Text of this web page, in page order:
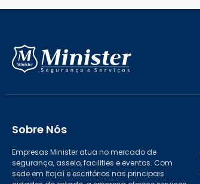
Sobre Nós
Empresas Minister atua no mercado de
segurança, asseio, facilities e eventos. Com
sede em Itajaí e escritórios nas principais